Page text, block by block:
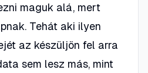
maguk alá, mert
Tehát aki ilyen
az készüljön fel arra
sem lesz más, mint